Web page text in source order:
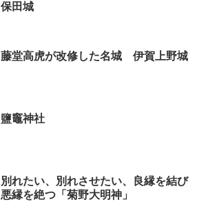
保田城
藤堂高虎が改修した名城 伊賀上野城
鹽竈神社
別れたい、別れさせたい、良縁を結び
悪縁を絶つ「菊野大明神」